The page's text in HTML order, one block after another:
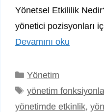
Yönetsel Etkililik
yönetici pozisyonları
Devamını oku
Kategoriler
Yönetim
Etiketler
yönetim
yönetimde etkinlik,